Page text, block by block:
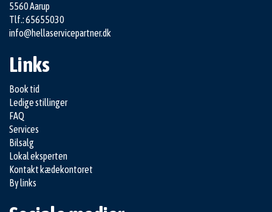
5560 Aarup
Tlf.: 65655030
info@hellaservicepartner.dk
Links
Book tid
Ledige stillinger
FAQ
Services
Bilsalg
Lokal eksperten
Kontakt kædekontoret
By links